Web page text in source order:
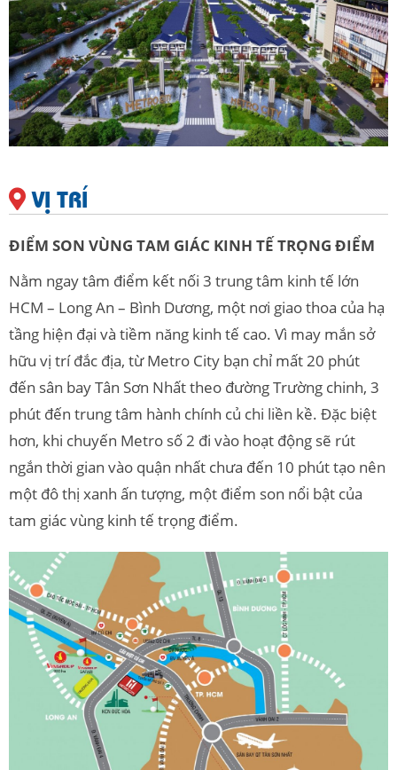
VỊ TRÍ
ĐIỂM SON VÙNG TAM GIÁC KINH TẾ TRỌNG ĐIỂM
Nằm ngay tâm điểm kết nối 3 trung tâm kinh tế lớn
HCM – Long An – Bình Dương, một nơi giao thoa của hạ
tầng hiện đại và tiềm năng kinh tế cao. Vì may mắn sở
hữu vị trí đắc địa, từ Metro City bạn chỉ mất 20 phút
đến sân bay Tân Sơn Nhất theo đường Trường chinh, 3
phút đến trung tâm hành chính củ chi liền kề. Đặc biệt
hơn, khi chuyến Metro số 2 đi vào hoạt động sẽ rút
ngắn thời gian vào quận nhất chưa đến 10 phút tạo nên
một đô thị xanh ấn tượng, một điểm son nổi bật của
tam giác vùng kinh tế trọng điểm.